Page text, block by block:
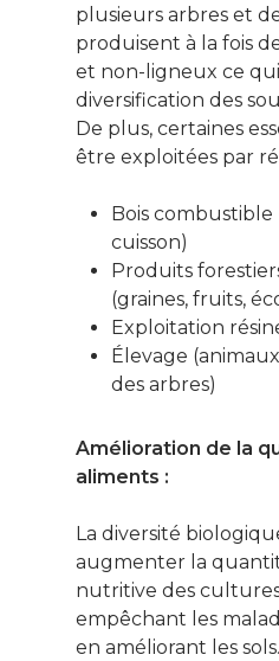
plusieurs arbres et
produisent à la fois
et non-ligneux ce
diversification des
De plus, certaines
être exploitées par
Bois
cuisson)
Produits
(graines, fruits,
Exploitation
Élevage
des arbres)
Amélioration de la
aliments :
La diversité
augmenter la
nutritive des
empêchant les
en améliorant les